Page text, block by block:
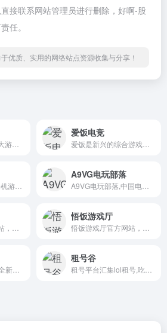
接联系网站管理员进行删除，好啊-股
任。
优质、实用的网络站点资源收集与分享！
爱饭电竞
A9VG电玩部落
悟饭游戏厅
租号谷